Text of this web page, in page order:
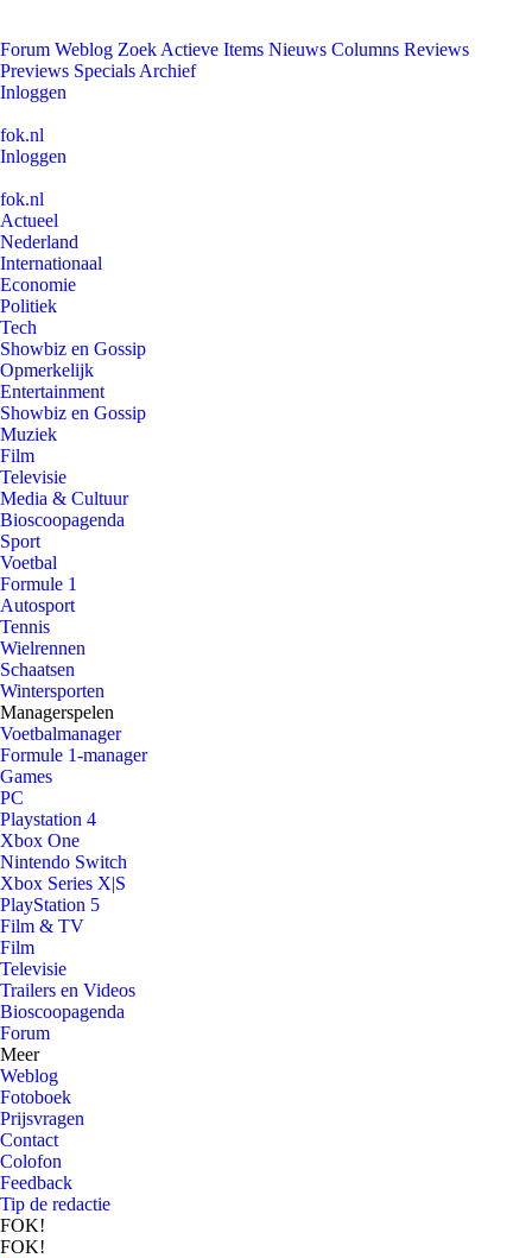
Forum Weblog Zoek Actieve Items Nieuws Columns Reviews
Previews Specials Archief
Inloggen
fok.nl
Inloggen
fok.nl
Actueel
Nederland
Internationaal
Economie
Politiek
Tech
Showbiz en Gossip
Opmerkelijk
Entertainment
Showbiz en Gossip
Muziek
Film
Televisie
Media & Cultuur
Bioscoopagenda
Sport
Voetbal
Formule 1
Autosport
Tennis
Wielrennen
Schaatsen
Wintersporten
Managerspelen
Voetbalmanager
Formule 1-manager
Games
PC
Playstation 4
Xbox One
Nintendo Switch
Xbox Series X|S
PlayStation 5
Film & TV
Film
Televisie
Trailers en Videos
Bioscoopagenda
Forum
Meer
Weblog
Fotoboek
Prijsvragen
Contact
Colofon
Feedback
Tip de redactie
FOK!
FOK!